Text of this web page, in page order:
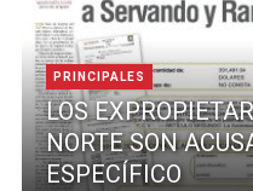
PRINCIPALES
LOS
NORTE SON
ESPECÍFICO